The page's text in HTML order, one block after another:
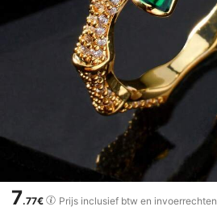
7.77€ Prijs inclusief btw en invoerrechten